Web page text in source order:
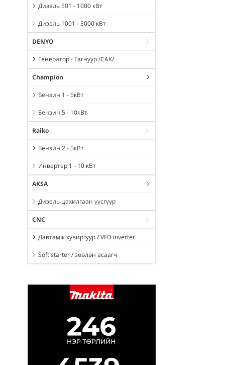
Дизель 501 - 1000 кВт
Дизель 1001 - 3000 кВт
DENYO
Генератор - Гагнуур /САК/
Champion
Бензин 1 - 5кВт
Бензин 5 - 10кВт
Raiko
Бензин 2 - 5кВт
Инвертер 1 - 10 кВт
AKSA
Дизель цахилгаан үүсгүүр
CNC
Давтамж хувиргуур / VFD inverter
Soft starter / зөөлөн асаагч